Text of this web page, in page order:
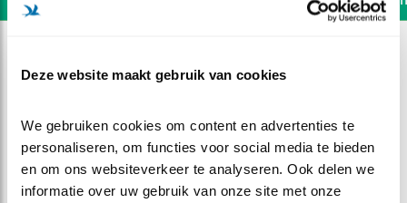
Deze website maakt gebruik van cookies
We gebruiken cookies om content en advertenties te
personaliseren, om functies voor social media te bieden
en om ons websiteverkeer te analyseren. Ook delen we
informatie over uw gebruik van onze site met onze